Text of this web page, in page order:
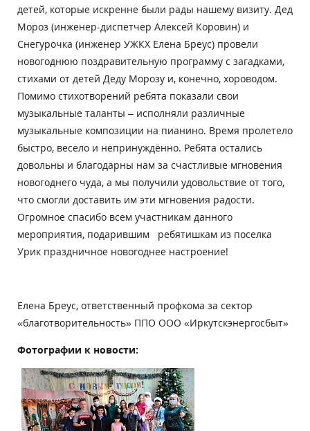
детей, которые искренне были рады нашему визиту. Дед
Мороз (инженер-диспетчер Алексей Коровин) и
Снегурочка (инженер УЖКХ Елена Бреус) провели
новогоднюю поздравительную программу с загадками,
стихами от детей Деду Морозу и, конечно, хороводом.
Помимо стихотворений ребята показали свои
музыкальные таланты – исполняли различные
музыкальные композиции на пианино. Время пролетело
быстро, весело и непринуждённо. Ребята остались
довольны и благодарны нам за счастливые мгновения
новогоднего чуда, а мы получили удовольствие от того,
что смогли доставить им эти мгновения радости.
Огромное спасибо всем участникам данного
мероприятия, подарившим ребятишкам из поселка
Урик праздничное новогоднее настроение!
Елена Бреус, ответственный профкома за сектор
«благотворительность» ППО ООО «Иркутскэнергосбыт»
Фотографии к новости: